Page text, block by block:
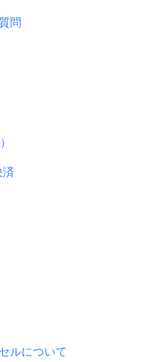
について
る質問
・ログアウトについて
削除について
て
ス
問
ルについて